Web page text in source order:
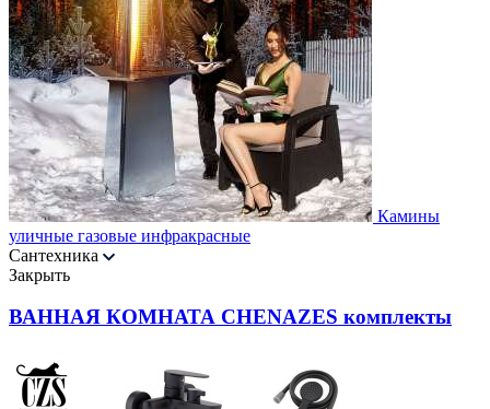
Камины
уличные газовые инфракрасные
Сантехника
Закрыть
ВАННАЯ КОМНАТА CHENAZES комплекты